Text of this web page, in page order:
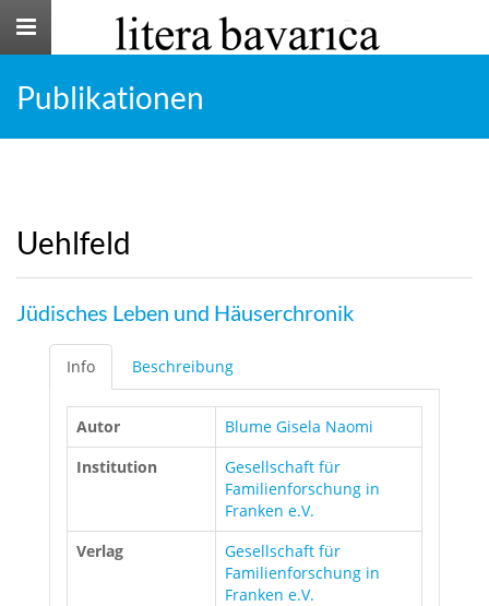
Toggle
Publikationen
Uehlfeld
Jüdisches Leben und Häuserchronik
Info Beschreibung
Autor
Blume Gisela Naomi
Institution
Gesellschaft für
Familienforschung in
Franken e.V.
Verlag
Gesellschaft für
Familienforschung in
Franken e.V.